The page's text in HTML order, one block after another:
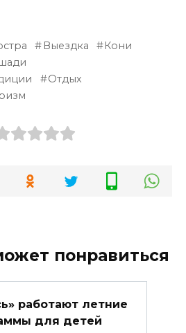
Выездка
Кони
Отдых
понравиться
работают летние
для детей